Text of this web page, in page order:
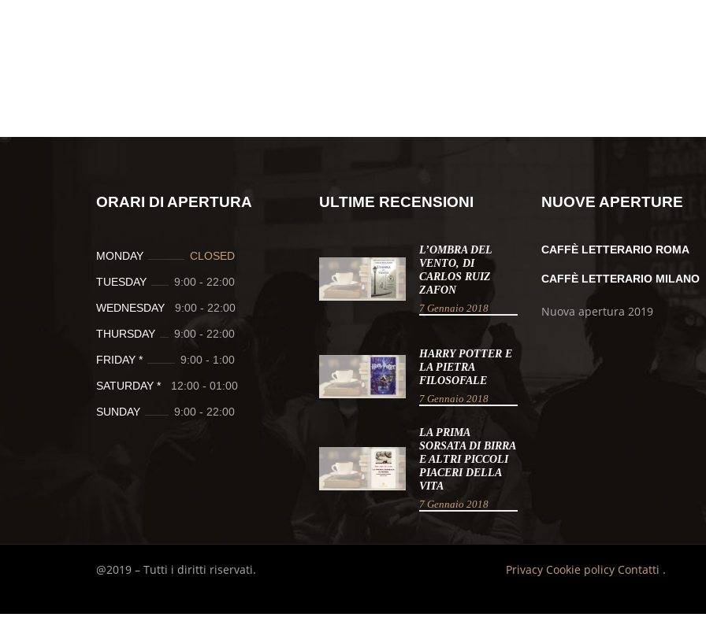
ORARI DI APERTURA
MONDAY CLOSED
TUESDAY 9:00 - 22:00
WEDNESDAY 9:00 - 22:00
THURSDAY 9:00 - 22:00
FRIDAY * 9:00 - 1:00
SATURDAY * 12:00 - 01:00
SUNDAY 9:00 - 22:00
ULTIME RECENSIONI
L’OMBRA DEL
VENTO, DI
CARLOS RUIZ
ZAFON
7 Gennaio 2018
HARRY POTTER E
LA PIETRA
FILOSOFALE
7 Gennaio 2018
LA PRIMA
SORSATA DI BIRRA
E ALTRI PICCOLI
PIACERI DELLA
VITA
7 Gennaio 2018
NUOVE APERTURE
CAFFÈ LETTERARIO ROMA
CAFFÈ LETTERARIO MILANO
Nuova apertura 2019
@2019 – Tutti i diritti riservati. Privacy Cookie policy Contatti .